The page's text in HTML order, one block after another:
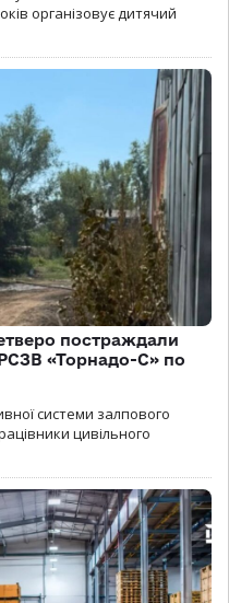
організовує дитячий
постраждали
«Торнадо-С» по
системи залпового
цивільного